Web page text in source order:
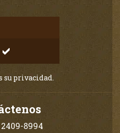
su privacidad.
2409-8994